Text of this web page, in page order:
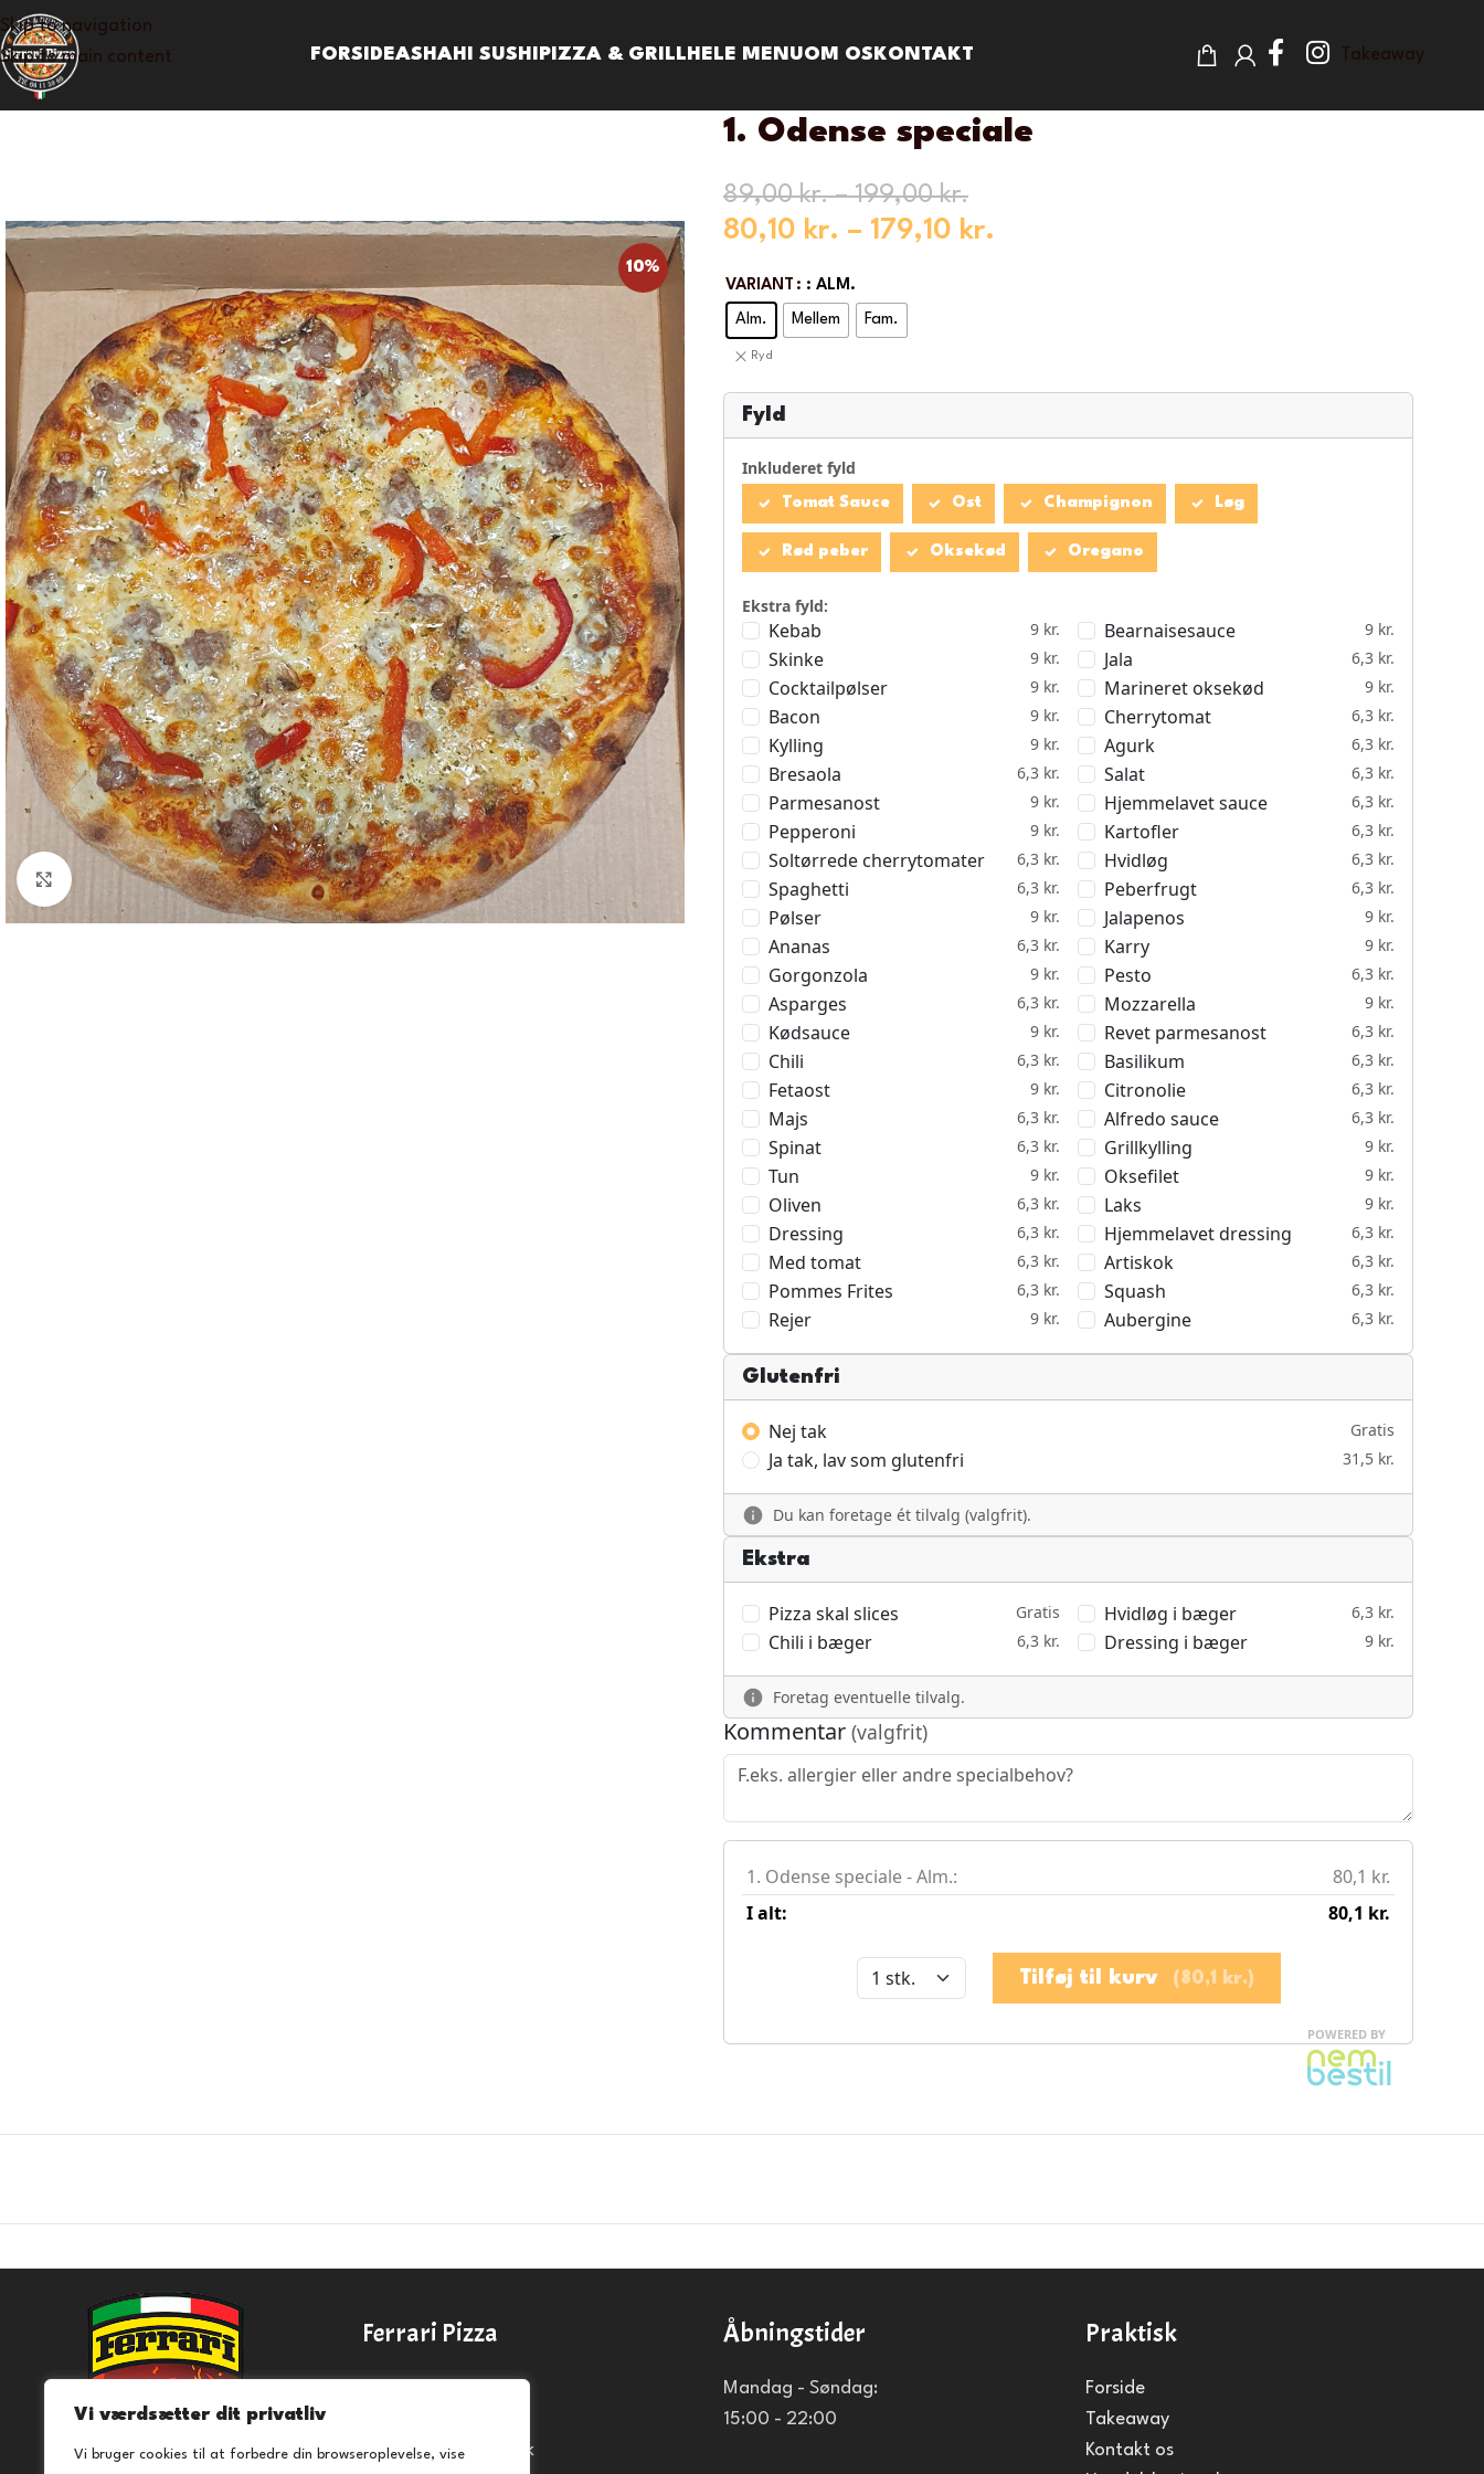
Vi værdsætter dit privatliv
Vi bruger cookies til at forbedre din browseroplevelse, vise
Skip to navigation
Skip to main content
FORSIDEASHAHI SUSHI PIZZA & GRILL HELE MENUOM OS KONTAKT Takeaway
10%
Klik for at forstørre
1. Odense speciale
89,00kr. – 199,00kr.
80,10 kr. – 179,10 kr.
VARIANT : ALM.
Alm. Mellem Fam.
Ryd
Ferrari Pizza
info@ferraripizza.dk
Åbningstider
Mandag - Søndag:
15:00 - 22:00
Praktisk
Forside
Takeaway
Kontakt os